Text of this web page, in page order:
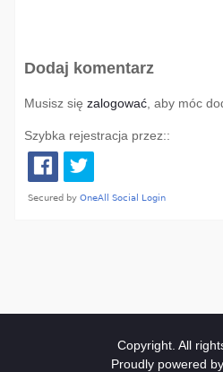
Dodaj komentarz
Musisz się zalogować, aby móc
Szybka rejestracja przez::
Copyright. All
Proudly powered